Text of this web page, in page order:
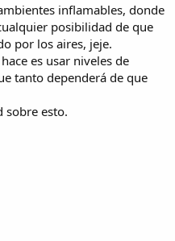
inflamables, donde
posibilidad de que
por los aires, jeje.
es usar niveles de
tanto dependerá de que
sobre esto.